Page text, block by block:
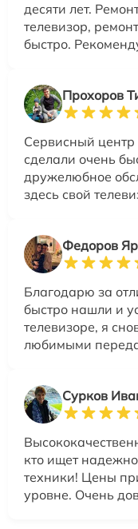
десяти лет.
телевизор,
быстро.
Прохоров
Сервисный центр
сделали очень
дружелюбное
здесь свой
Федоров
Благодарю за
быстро нашли и
телевизоре, я
любимыми
Сурков
кто ищет
техники! Цены
уровне. Очень